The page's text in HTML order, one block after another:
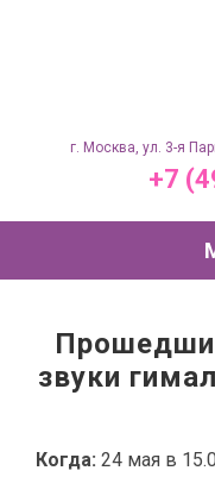
г. Москва, ул. 3-я
+7
звуки
Когда: 24 мая в